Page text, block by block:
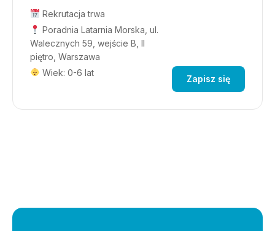
Rekrutacja trwa
Poradnia Latarnia Morska, ul.
Walecznych 59, wejście B, II
piętro, Warszawa
Wiek: 0-6 lat
Zapisz się